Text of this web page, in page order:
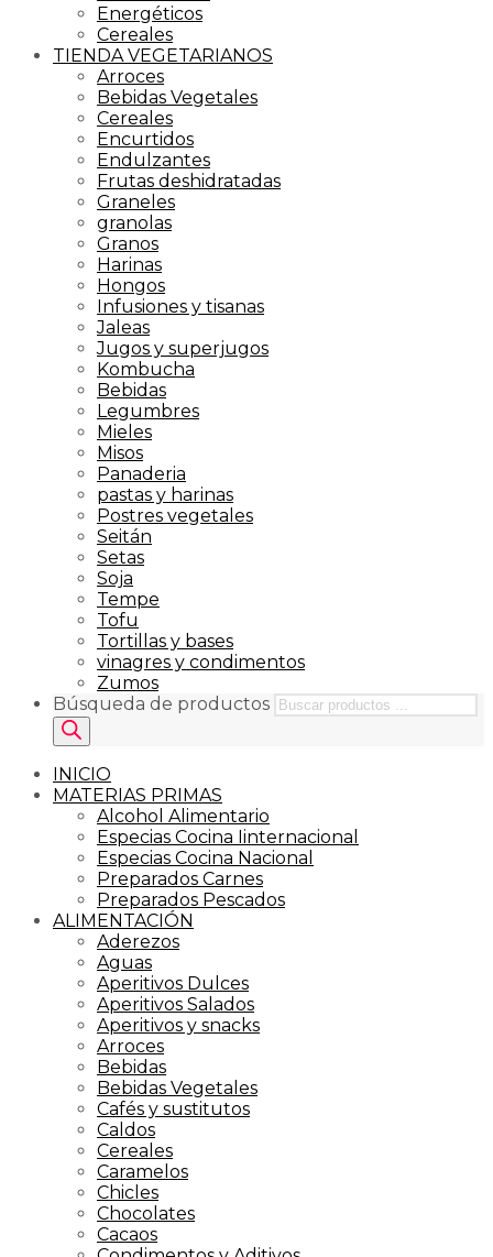
Energéticos
Cereales
TIENDA VEGETARIANOS
Arroces
Bebidas Vegetales
Cereales
Encurtidos
Endulzantes
Frutas deshidratadas
Graneles
granolas
Granos
Harinas
Hongos
Infusiones y tisanas
Jaleas
Jugos y superjugos
Kombucha
Bebidas
Legumbres
Mieles
Misos
Panaderia
pastas y harinas
Postres vegetales
Seitán
Setas
Soja
Tempe
Tofu
Tortillas y bases
vinagres y condimentos
Zumos
Búsqueda de productos
INICIO
MATERIAS PRIMAS
Alcohol Alimentario
Especias Cocina Iinternacional
Especias Cocina Nacional
Preparados Carnes
Preparados Pescados
ALIMENTACIÓN
Aderezos
Aguas
Aperitivos Dulces
Aperitivos Salados
Aperitivos y snacks
Arroces
Bebidas
Bebidas Vegetales
Cafés y sustitutos
Caldos
Cereales
Caramelos
Chicles
Chocolates
Cacaos